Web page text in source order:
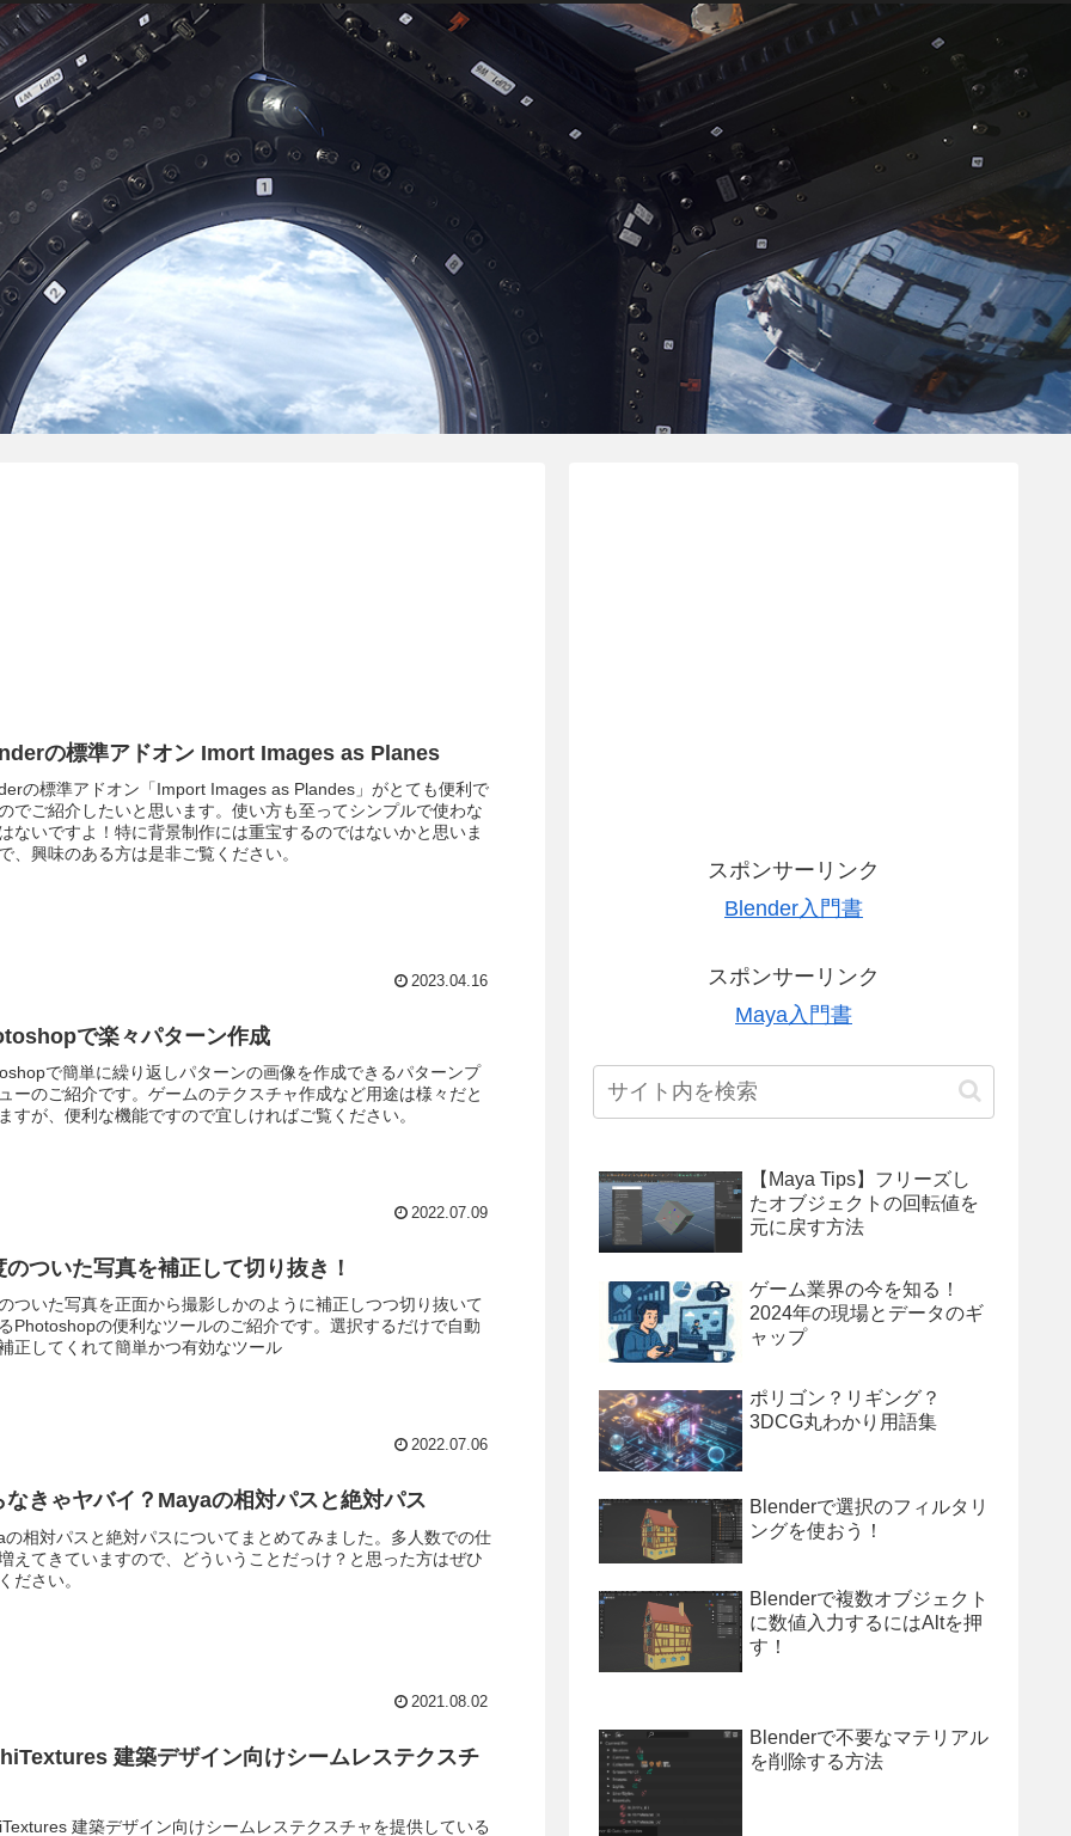
の標準アドオン Imort Images as Planes
の標準アドオン「Import Images as Plandes」がとても便利で
でご紹介したいと思います。使い方も至ってシンプルで使わな
ないですよ！特に背景制作には重宝するのではないかと思いま
、興味のある方は是非ご覧ください。
2023.04.16
で楽々パターン作成
で簡単に繰り返しパターンの画像を作成できるパターンプ
ーのご紹介です。ゲームのテクスチャ作成など用途は様々だと
すが、便利な機能ですので宜しければご覧ください。
2022.07.09
のついた写真を補正して切り抜き！
ついた写真を正面から撮影しかのように補正しつつ切り抜いて
Photoshopの便利なツールのご紹介です。選択するだけで自動
正してくれて簡単かつ有効なツール
2022.07.06
なきゃヤバイ？Mayaの相対パスと絶対パス
の相対パスと絶対パスについてまとめてみました。多人数での仕
えてきていますので、どういうことだっけ？と思った方はぜひ
ださい。
2021.08.02
建築デザイン向けシームレステクスチ
建築デザイン向けシームレステクスチャを提供している
スポンサーリンク
Blender入門書
スポンサーリンク
Maya入門書
【Maya Tips】フリーズし
たオブジェクトの回転値を
元に戻す方法
ゲーム業界の今を知る！
2024年の現場とデータのギ
ャップ
ポリゴン？リギング？
3DCG丸わかり用語集
Blenderで選択のフィルタリ
ングを使おう！
Blenderで複数オブジェクト
に数値入力するにはAltを押
す！
Blenderで不要なマテリアル
を削除する方法